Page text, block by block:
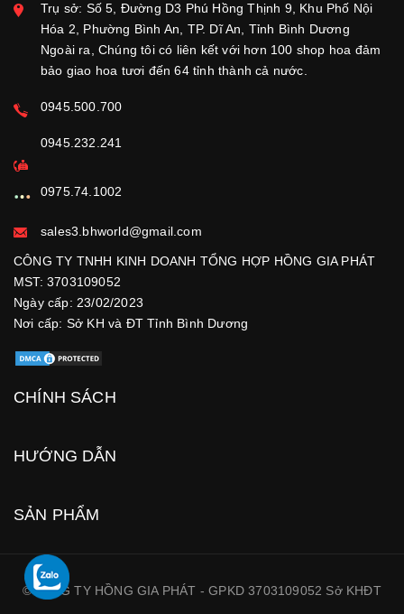
Trụ sở: Số 5, Đường D3 Phú Hồng Thịnh 9, Khu Phố Nội
Hóa 2, Phường Bình An, TP. Dĩ An, Tỉnh Bình Dương
Ngoài ra, Chúng tôi có liên kết với hơn 100 shop hoa đảm
bảo giao hoa tươi đến 64 tỉnh thành cả nước.
0945.500.700
0945.232.241
0975.74.1002
sales3.bhworld@gmail.com
CÔNG TY TNHH KINH DOANH TỔNG HỢP HỒNG GIA PHÁT
MST: 3703109052
Ngày cấp: 23/02/2023
Nơi cấp: Sở KH và ĐT Tỉnh Bình Dương
CHÍNH SÁCH
HƯỚNG DẪN
SẢN PHẨM
©CÔNG TY HỒNG GIA PHÁT - GPKD 3703109052 Sở KHĐT